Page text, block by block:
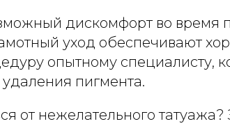
дискомфорт во время
уход обеспечивают
опытному специалисту,
пигмента.
от нежелательного